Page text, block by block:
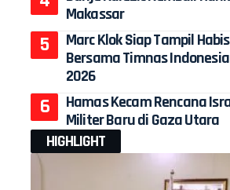
Makassar
Marc Klok Siap Tampil
Bersama Timnas Indonesia
2026
Hamas Kecam Rencana
Militer Baru di Gaza Utara
HIGHLIGHT